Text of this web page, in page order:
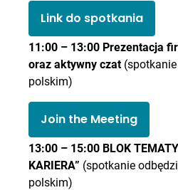
Link do spotkania
11:00 – 13:00 Prezentacja
oraz aktywny czat
polskim)
Join the Meeting
13:00 – 15:00 BLOK
KARIERA” (spotkanie
polskim)